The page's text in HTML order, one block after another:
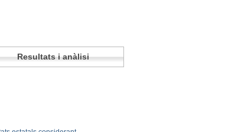
Resultats i anàlisi